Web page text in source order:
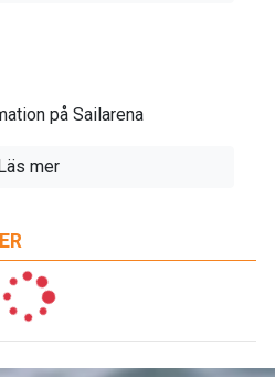
på Sailarena
mer